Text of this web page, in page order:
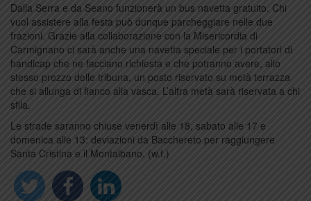
Dalla Serra e da Seano funzionerà un bus navetta gratuito. Chi
vuol assistere alla festa può dunque parcheggiare nelle due
frazioni. Grazie alla collaborazione con la Misericordia di
Carmignano ci sarà anche una navetta speciale per i portatori di
handicap che ne facciano richiesta e che potranno avere, allo
stesso prezzo delle tribuna, un posto riservato su metà terrazza
che si allunga di fianco alla vasca. L’altra metà sarà riservata a chi
sfila.
Le strade saranno chiuse venerdì alle 18, sabato alle 17 e
domenica alle 13: deviazioni da Bacchereto per raggiungere
Santa Cristina e il Montalbano. (w.f.)